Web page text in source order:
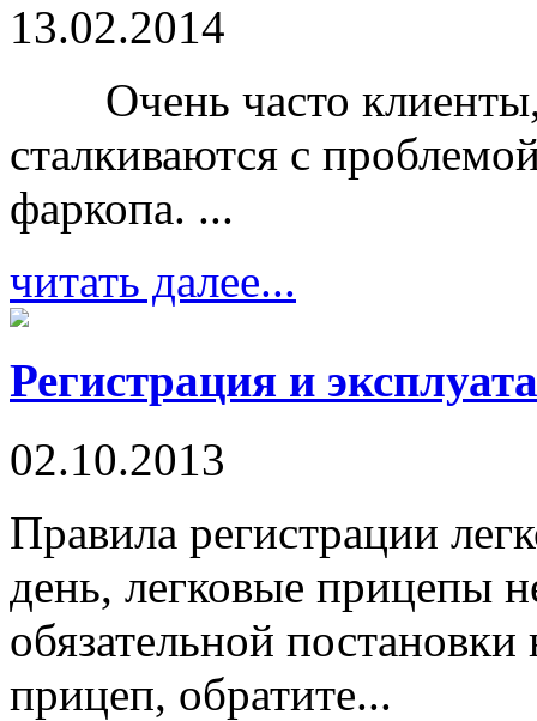
13.02.2014
Очень часто клиенты,
сталкиваются с
фаркопа. ...
читать далее...
Регистрация и
02.10.2013
Правила регистрации
день, легковые прицепы
обязательной
прицеп, обратите...